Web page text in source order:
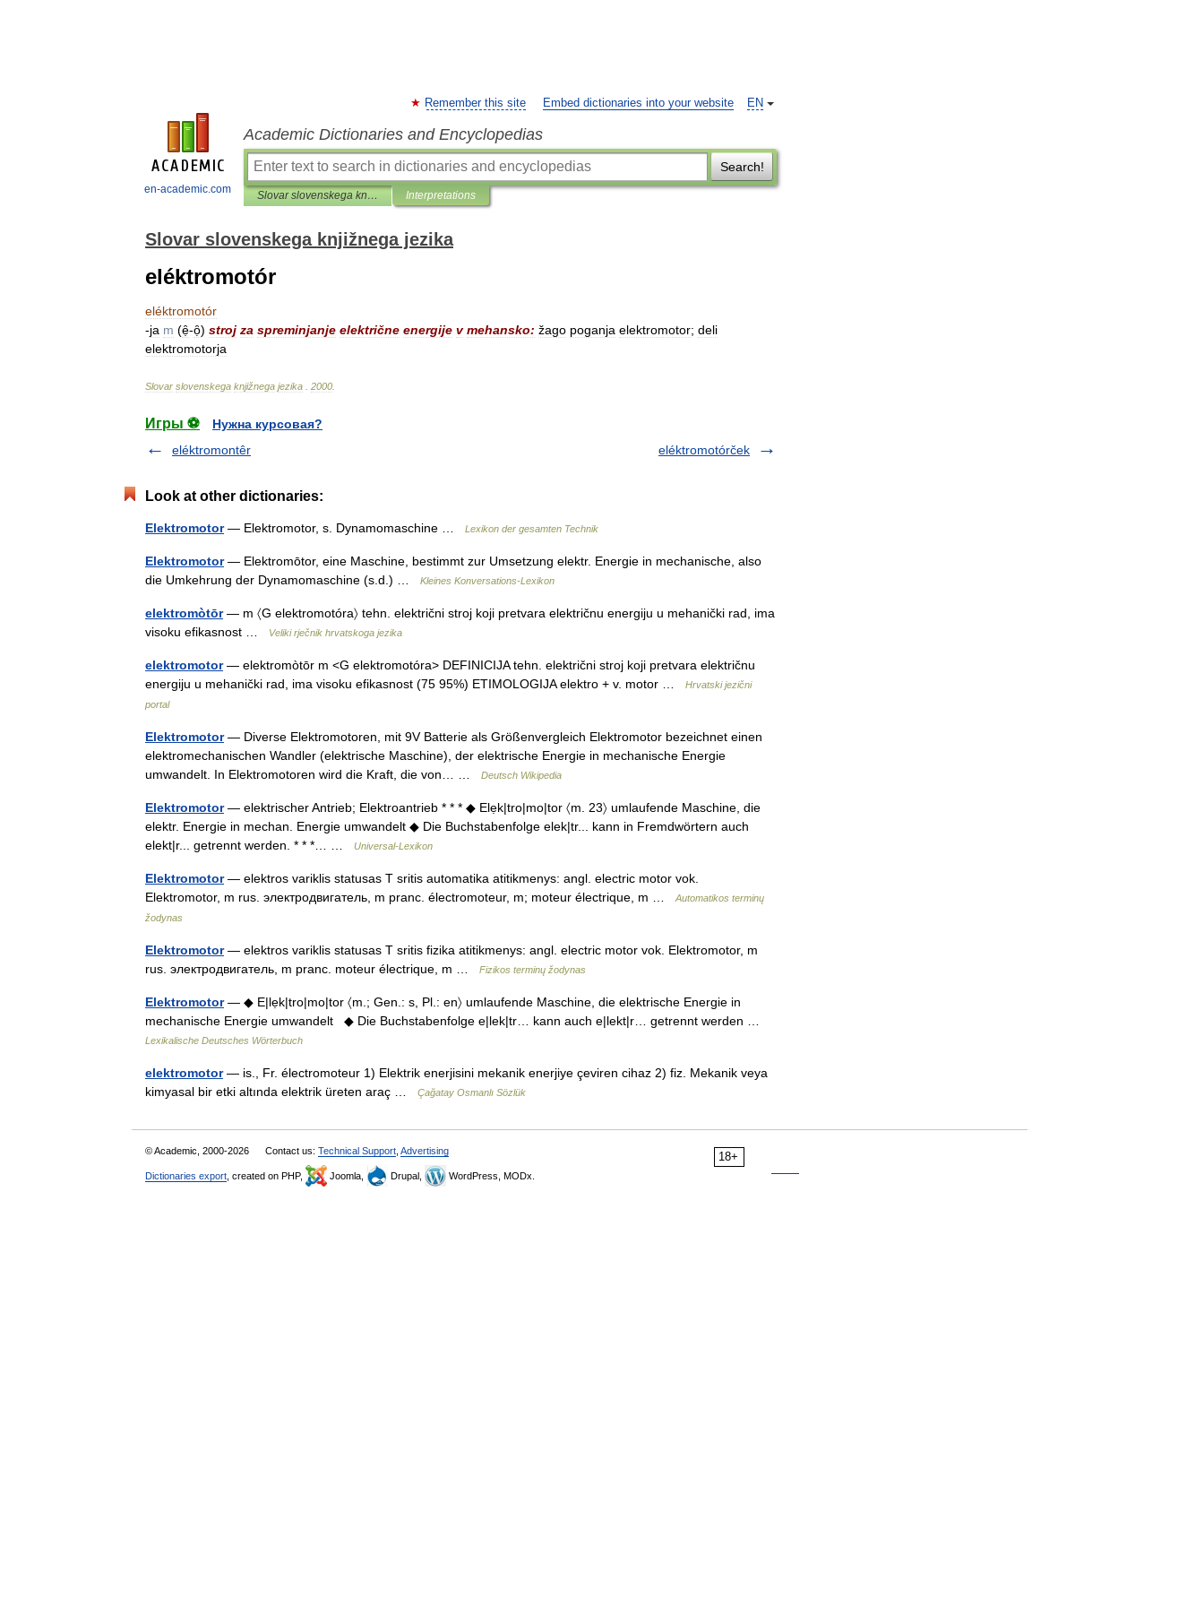
en-academic.com
EN
Remember this site Embed dictionaries into your website
Academic Dictionaries and Encyclopedias
Search!
Slovar slovenskega knjižnega jezika Interpretations
Slovar slovenskega knjižnega jezika
eléktromotór
eléktromotór
-ja m (ẹ̑-ọ̑) stroj za spreminjanje električne energije v mehansko: žago poganja elektromotor; deli
elektromotorja
Slovar slovenskega knjižnega jezika 2000
Игры ⚽
Нужна курсовая?
eléktromontêr
eléktromotórček
Look at other dictionaries:
Elektromotor— Elektromotor, s. Dynamomaschine … Lexikon der gesamten Technik
Elektromotor— Elektromōtor, eine Maschine, bestimmt zur Umsetzung elektr. Energie in mechanische, also
die Umkehrung der Dynamomaschine (s.d.) …
Kleines Konversations-Lexikon
elektromòtōr— m 〈G elektromotóra〉 tehn. električni stroj koji pretvara električnu energiju u mehanički rad, ima
visoku efikasnost …
Veliki rječnik hrvatskoga jezika
elektromotor— elektromòtōr m <G elektromotóra> DEFINICIJA tehn. električni stroj koji pretvara električnu
energiju u mehanički rad, ima visoku efikasnost (75 95%) ETIMOLOGIJA elektro + v. motor …
Hrvatski jezični
portal
Elektromotor— Diverse Elektromotoren, mit 9V Batterie als Größenvergleich Elektromotor bezeichnet einen
elektromechanischen Wandler (elektrische Maschine), der elektrische Energie in mechanische Energie
umwandelt. In Elektromotoren wird die Kraft, die von… …
Deutsch Wikipedia
Elektromotor— elektrischer Antrieb; Elektroantrieb * * * ◆ Elẹk|tro|mo|tor 〈m. 23〉 umlaufende Maschine, die
elektr. Energie in mechan. Energie umwandelt ◆ Die Buchstabenfolge elek|tr... kann in Fremdwörtern auch
elekt|r... getrennt werden. * * *… …
Universal-Lexikon
Elektromotor— elektros variklis statusas T sritis automatika atitikmenys: angl. electric motor vok.
Elektromotor, m rus. электродвигатель, m pranc. électromoteur, m; moteur électrique, m …
Automatikos terminų
žodynas
Elektromotor— elektros variklis statusas T sritis fizika atitikmenys: angl. electric motor vok. Elektromotor, m
rus. электродвигатель, m pranc. moteur électrique, m …
Fizikos terminų žodynas
Elektromotor— ◆ E|lẹk|tro|mo|tor 〈m.; Gen.: s, Pl.: en〉 umlaufende Maschine, die elektrische Energie in
mechanische Energie umwandelt ◆ Die Buchstabenfolge e|lek|tr… kann auch e|lekt|r… getrennt werden …
Lexikalische Deutsches Wörterbuch
elektromotor— is., Fr. électromoteur 1) Elektrik enerjisini mekanik enerjiye çeviren cihaz 2) fiz. Mekanik veya
kimyasal bir etki altında elektrik üreten araç …
Çağatay Osmanlı Sözlük
18+
© Academic, 2000-2026 Contact us: Technical Support Advertising
Dictionaries export , created on PHP, Joomla, Drupal, WordPress, MODx.